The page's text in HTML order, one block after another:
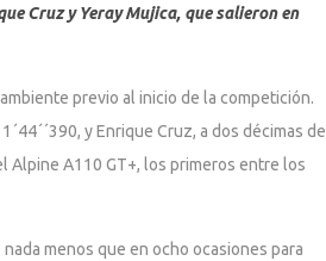
Cruz y Yeray Mujica, que salieron en
previo al inicio de la competición.
y Enrique Cruz, a dos décimas de
Alpine A110 GT+, los primeros entre los
menos que en ocho ocasiones para